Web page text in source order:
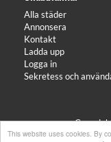
This website uses cookies. By
Alla städer
Annonsera
Kontakt
Ladda upp
Logga in
Sekretess och